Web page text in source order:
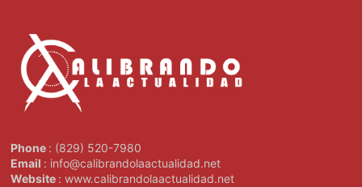
Phone : (829) 520-7980
Email : info@calibrandolaactualidad.net
Website : www.calibrandolaactualidad.net